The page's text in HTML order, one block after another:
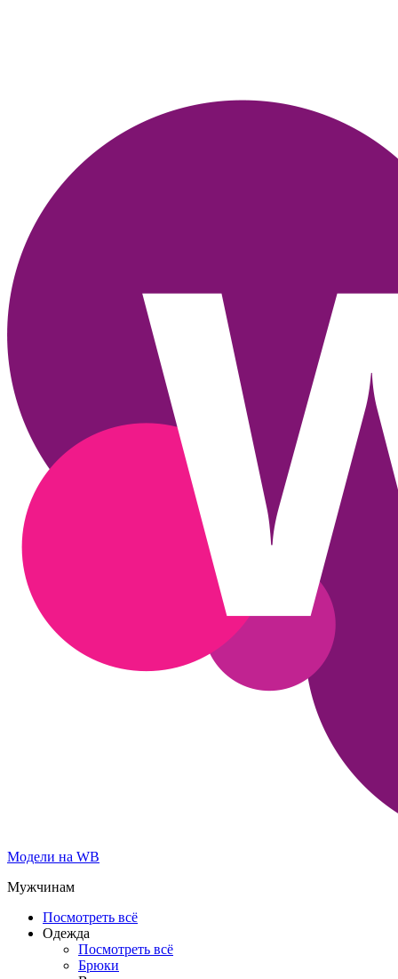
Модели на WB
Мужчинам
Посмотреть всё
Одежда
Посмотреть всё
Брюки